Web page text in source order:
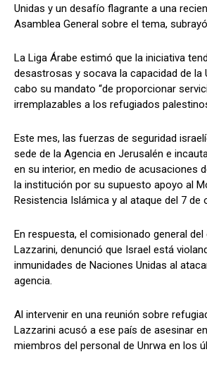
Unidas y un desafío flagrante a una
Asamblea General sobre el tema,
La Liga Árabe estimó que la iniciativa
desastrosas y socava la capacidad de la
cabo su mandato “de proporcionar
irremplazables a los refugiados
Este mes, las fuerzas de seguridad
sede de la Agencia en Jerusalén e
en su interior, en medio de acusaciones
la institución por su supuesto apoyo al
Resistencia Islámica y al ataque del 7 de
En respuesta, el comisionado general del
Lazzarini, denunció que Israel está
inmunidades de Naciones Unidas al
agencia.
Al intervenir en una reunión sobre
Lazzarini acusó a ese país de asesinar
miembros del personal de Unrwa en los